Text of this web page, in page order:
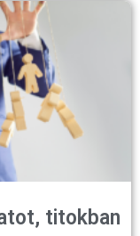
titokban